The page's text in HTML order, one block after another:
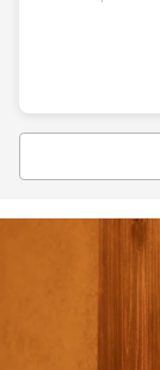
【朝食】＆【
と郷土料理を
現地決